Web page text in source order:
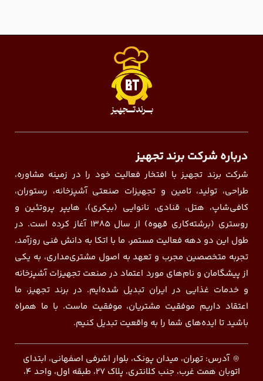
درباره شرکت برند تجهیز
شرکت برند تجهیز با افتخار فعالیت خود را در زمینه مشاوره،
طراحی، تولید، تامین و تجهیزات صنعتی آشپزخانه، رستوران،
کافی‌شاپ، هتل، قنادی، نانوایی (بیکری)، هایپر پروتئین و
روستری (برشته‌کاری قهوه) از سال ۱۳۸۵ آغاز کرده است. در
طول این دو دهه فعالیت مستمر، ما با اتکا به دانش فنی روزآمد،
تجربه متخصصین مجرب و تعهد به اصول مشتری‌مداری، به یکی
از پیشگامان و نام‌های مورد اعتماد در صنعت تجهیزات آشپزخانه
و خدمات غذایی در ایران تبدیل شده‌ایم. در برند تجهیز، ما
اعتقاد داریم موفقیت مشتریان، موفقیت ماست. با ما همراه
باشید تا ایده‌های شما را به واقعیت تبدیل کنیم.
آدرس: تهران، میدان پونک، بلوار اشرفی اصفهانی، ابتدای
اتوبان همت غرب، جنب کلانتری، پلاک ۲۷، طبقه اول، واحد ۴،